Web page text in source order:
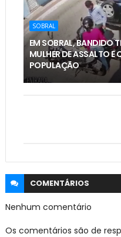
SOBRAL
EM SOBRAL, BANDIDO
MULHER DE ASSALTO E
POPULAÇÃO
COMENTÁRIOS
Nenhum comentário
Os comentários são de